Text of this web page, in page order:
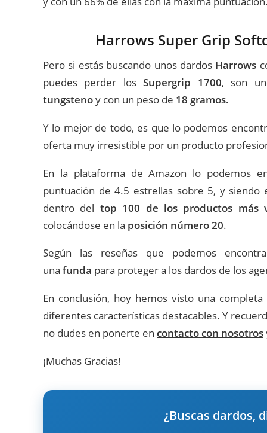
Harrows Super Grip
Pero si estás buscando unos dardos Harrows
puedes perder losSupergrip 1700, son
tungstenoy con un peso de 18 gramos.
Y lo mejor de todo, es que lo podemos
oferta muy irresistible por un producto
En la plataforma de Amazon lo podemos
puntuación de 4.5 estrellas sobre 5, y
dentro del top 100 de los productos más
colocándose en la posición número 20.
Según las reseñas que podemos
una funda para proteger a los dardos de los
En conclusión, hoy hemos visto una
diferentes características destacables. Y
no dudes en ponerte en contacto con nosotros
¡Muchas Gracias!
¿Buscas dardos,